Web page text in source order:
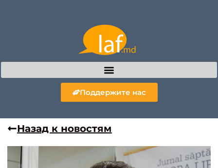
Поддержите нас
Назад к новостям